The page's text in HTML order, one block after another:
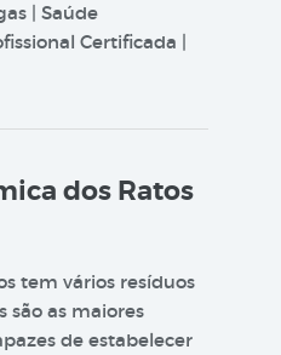
| Saúde
Certificada |
dos Ratos
tem vários resíduos
são as maiores
de estabelecer